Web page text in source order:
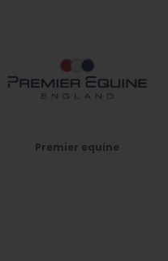
Premier equine